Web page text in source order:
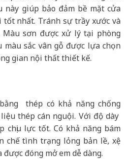
giúp bảo đảm bề mặt cửa
nhất. Tránh sự trầy xước và
Màu sơn được xử lý tại phòng
sắc vân gỗ được lựa chọn
gian nội thất thiết kế.
thép có khả năng chống
thép cán nguội. Với độ dày
chịu lực tốt. Có khả năng bám
chế tình trạng lỏng bản lề, xệ
được đóng mở em dễ dàng.